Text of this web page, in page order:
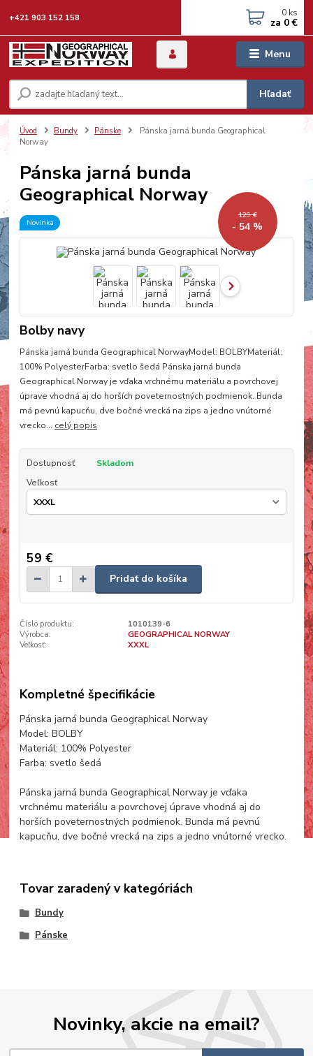
Menu
Hľadať
+421 903 152 158 0 ks
za 0 €
Úvod Bundy Pánske
Pánska jarná bunda Geographical
Norway
Pánska jarná bunda
Geographical Norway
Novinka
129 €
- 54 %
Bolby navy
Pánska jarná bunda Geographical NorwayModel: BOLBYMateriál:
100% PolyesterFarba: svetlo šedá Pánska jarná bunda
Geographical Norway je vďaka vrchnému materiálu a povrchovej
úprave vhodná aj do horších poveternostných podmienok. Bunda
má pevnú kapucňu, dve bočné vrecká na zips a jedno vnútorné
vrecko... celý popis
Dostupnosť
Skladom
Veľkosť
59 €
Pridať do košíka
Číslo produktu:
1010139-6
Výrobca:
GEOGRAPHICAL NORWAY
Veľkosť:
XXXL
Kompletné špecifikácie
Pánska jarná bunda Geographical Norway
Model: BOLBY
Materiál: 100% Polyester
Farba: svetlo šedá
Pánska jarná bunda Geographical Norway je vďaka
vrchnému materiálu a povrchovej úprave vhodná aj do
horších poveternostných podmienok. Bunda má pevnú
kapucňu, dve bočné vrecká na zips a jedno vnútorné vrecko.
Tovar zaradený v kategóriách
Bundy
Pánske
Novinky, akcie na email?